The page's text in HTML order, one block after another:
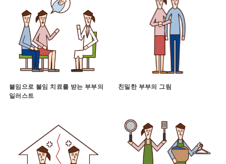
불임으로 불임 치료를 받는 부부의
일러스트
친밀한 부부의 그림